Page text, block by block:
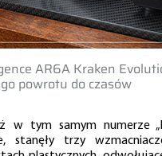
AR6A Kraken
powrotu do czasów
w tym samym numerze
stanęły trzy